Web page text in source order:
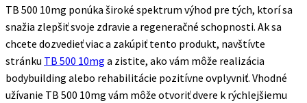
TB 500 10mg ponúka široké spektrum výhod pre tých, ktorí sa
snažia zlepšiť svoje zdravie a regeneračné schopnosti. Ak sa
chcete dozvedieť viac a zakúpiť tento produkt, navštívte
stránku TB 500 10mg a zistite, ako vám môže realizácia
bodybuilding alebo rehabilitácie pozitívne ovplyvniť. Vhodné
užívanie TB 500 10mg vám môže otvoriť dvere k rýchlejšiemu